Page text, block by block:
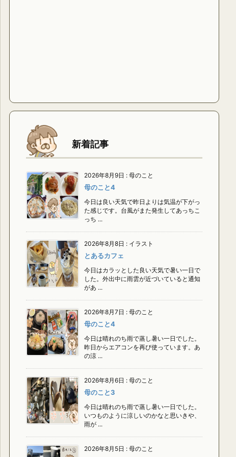
新着記事
2026年8月9日 : 母のこと
母のこと4
今日は良い天気で昨日よりは気温が下がっ
た感じです。台風がまた発生してあっちこ
っち ...
2026年8月8日 : イラスト
とあるカフェ
今日はカラッとした良い天気で暑い一日で
した。外出中に雨雲が近づいていると通知
があ ...
2026年8月7日 : 母のこと
母のこと4
今日は晴れのち雨で蒸し暑い一日でした。
昨日からエアコンを再び使っています。あ
の涼 ...
2026年8月6日 : 母のこと
母のこと3
今日は晴れのち雨で蒸し暑い一日でした。
いつものように涼しいのかなと思いきや、
雨が ...
2026年8月5日 : 母のこと